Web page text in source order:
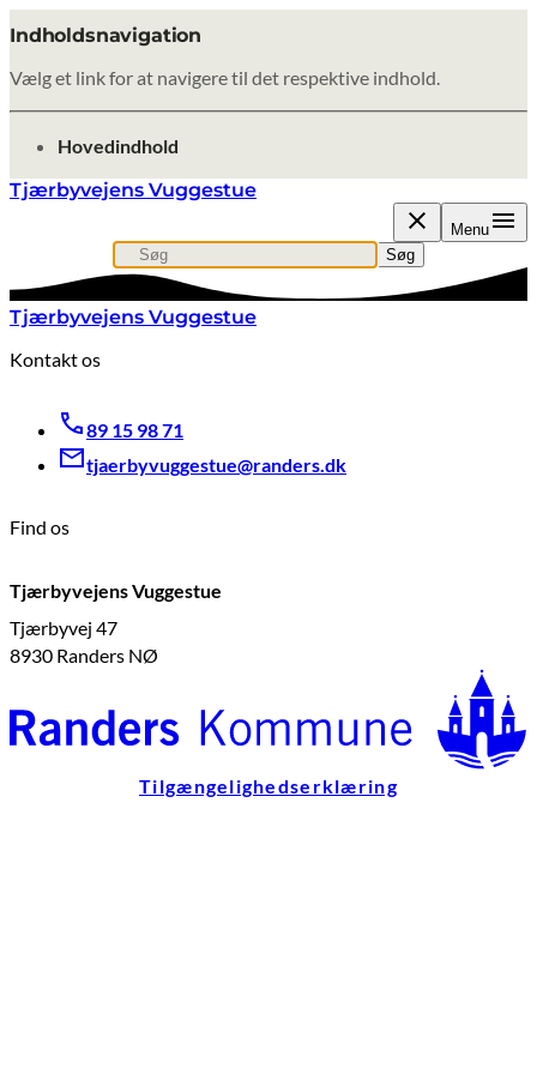
Indholdsnavigation
Vælg et link for at navigere til det respektive indhold.
gå til
Hovedindhold
Tjærbyvejens Vuggestue
Menu
Søg efter indhold, nyheder eller artikler
Søg
Tjærbyvejens Vuggestue
Kontakt os
89 15 98 71
tjaerbyvuggestue@randers.dk
Find os
Tjærbyvejens Vuggestue
Tjærbyvej 47
8930 Randers NØ
Tilgængelighedserklæring